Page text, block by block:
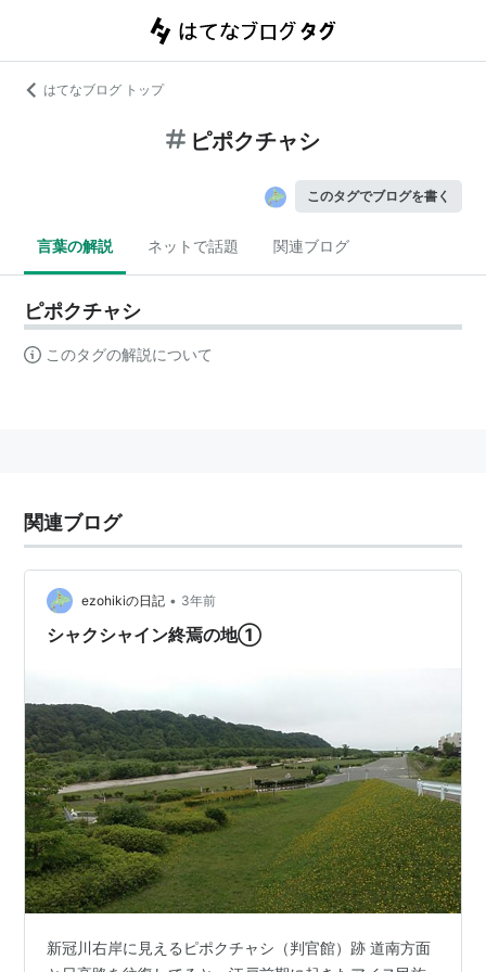
はてなブログ トップ
ピポクチャシ
このタグでブログを書く
言葉の解説 ネットで話題 関連ブログ
ピポクチャシ
このタグの解説について
関連ブログ
ezohikiの日記 • 3年前
シャクシャイン終焉の地①
新冠川右岸に見えるピポクチャシ（判官館）跡 道南方面